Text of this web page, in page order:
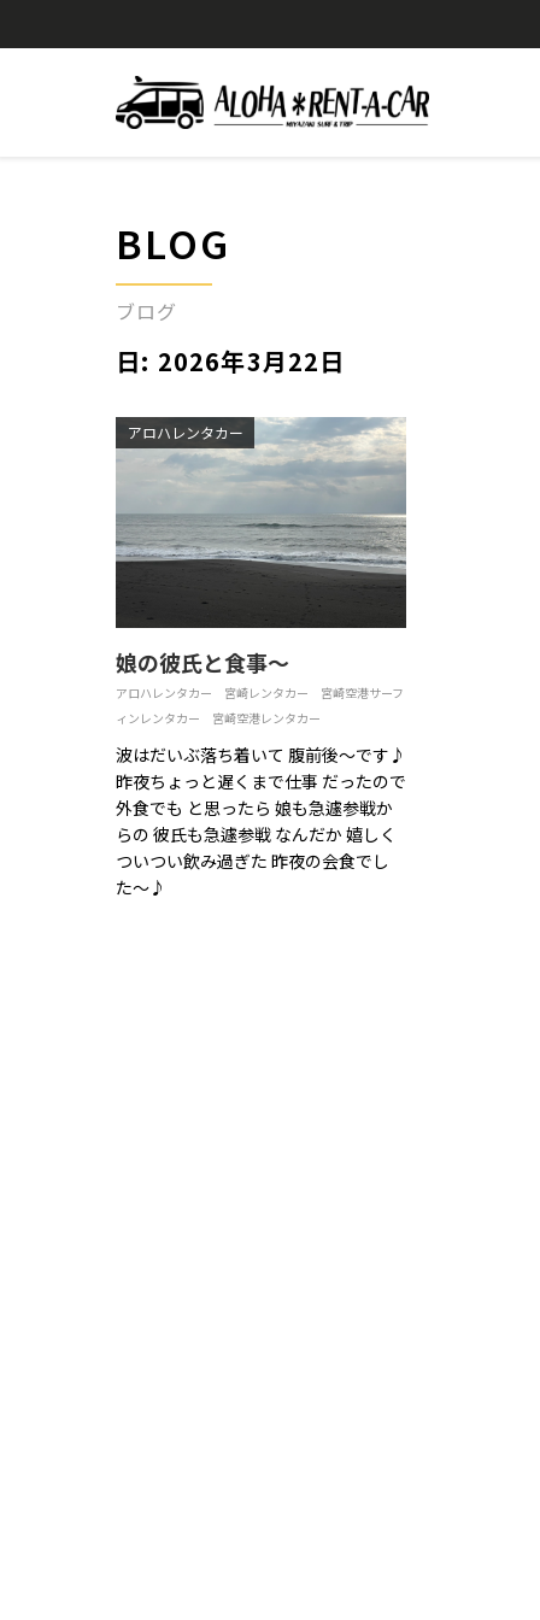
BLOG
ブログ
日: 2026年3月22日
アロハレンタカー
娘の彼氏と食事〜
アロハレンタカー 宮崎レンタカー
宮崎空港サーフ
ィンレンタカー
宮崎空港レンタカー
波はだいぶ落ち着いて 腹前後〜です♪
昨夜ちょっと遅くまで仕事 だったので
外食でも と思ったら 娘も急遽参戦か
らの 彼氏も急遽参戦 なんだか 嬉しく
ついつい飲み過ぎた 昨夜の会食でし
た〜♪